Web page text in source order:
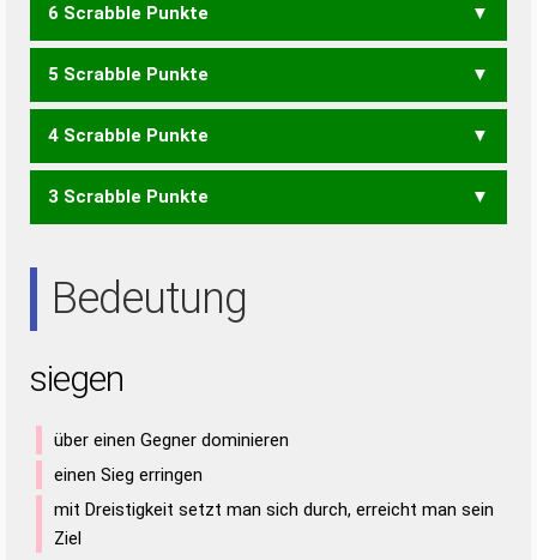
EIGENS EIGNES GENIES
6 Scrabble Punkte
EIGEN EIGNE ENGES
GIENS
GNEIS INGES NEIGE SEGEN SEGNE SEIGE SENGE SINGE
5 Scrabble Punkte
EIGN ENGE GEIE GEIN
NEIG
SEGN SENG SING EINES EISEN NIESE SEIEN SEINE
4 Scrabble Punkte
ENG GEI GES GIN GIS
SEIN
3 Scrabble Punkte
Bedeutung
siegen
über einen Gegner dominieren
einen Sieg erringen
mit Dreistigkeit setzt man sich durch, erreicht man sein
Ziel